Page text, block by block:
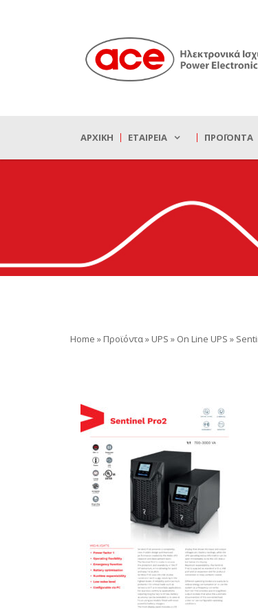
ΑΡΧΙΚΉ ΕΤΑΙΡΕΊΑ ΠΡΟΪΌΝΤΑ
Home » Προϊόντα» UPS » On Line UPS »